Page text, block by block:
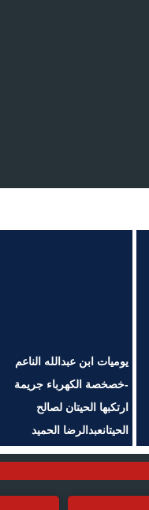
يوميات ابن عبدالله الناعم
-خصخصة الكهرباء جريمة
ارتكبها الحيتان لصالح
الحيتانعبدالرضا الحميد